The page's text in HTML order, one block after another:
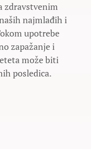
zdravstvenim
najmlađih i
upotrebe
zapažanje i
može biti
posledica.